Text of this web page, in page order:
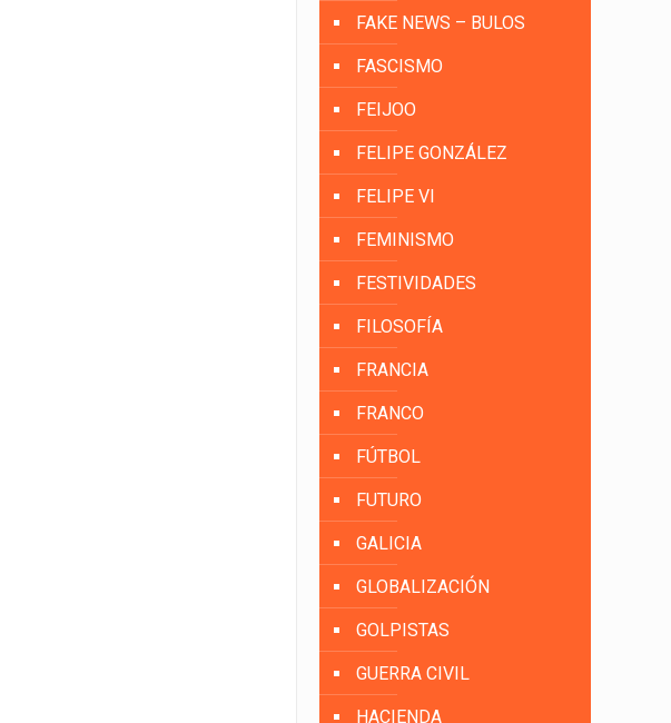
FAKE NEWS – BULOS
FASCISMO
FEIJOO
FELIPE GONZÁLEZ
FELIPE VI
FEMINISMO
FESTIVIDADES
FILOSOFÍA
FRANCIA
FRANCO
FÚTBOL
FUTURO
GALICIA
GLOBALIZACIÓN
GOLPISTAS
GUERRA CIVIL
HACIENDA